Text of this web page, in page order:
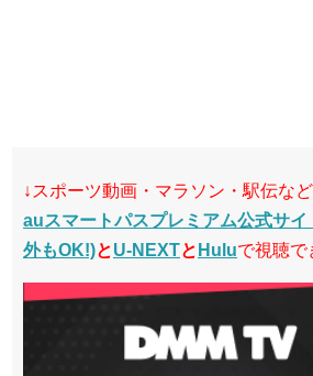
↓スポーツ動画・マラソン・駅伝な
auスマートパスプレミアム公式サ
外もOK!)とU-NEXTと Huluで視聴で